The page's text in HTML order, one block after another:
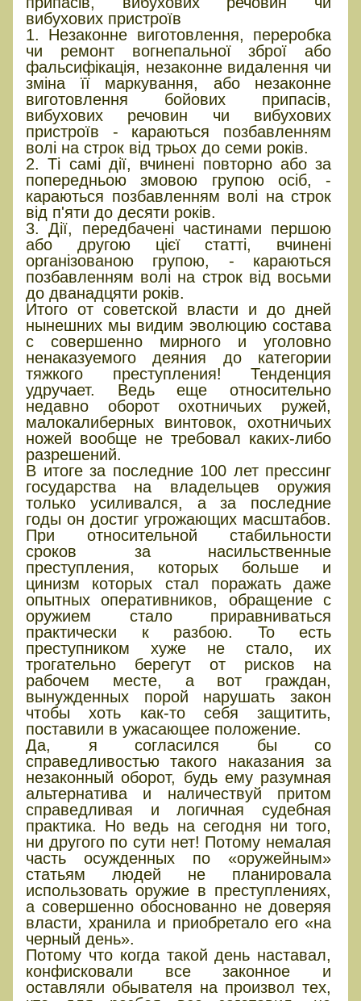
вибухових пристроїв
1. Незаконне виготовлення, переробка
чи ремонт вогнепальної зброї або
фальсифікація, незаконне видалення чи
зміна її маркування, або незаконне
виготовлення бойових припасів,
вибухових речовин чи вибухових
пристроїв - караються позбавленням
волі на строк від трьох до семи років.
2. Ті самі дії, вчинені повторно або за
попередньою змовою групою осіб, -
караються позбавленням волі на строк
від п'яти до десяти років.
3. Дії, передбачені частинами першою
або другою цієї статті, вчинені
організованою групою, - караються
позбавленням волі на строк від восьми
до дванадцяти років.
Итого от советской власти и до дней
нынешних мы видим эволюцию состава
с совершенно мирного и уголовно
ненаказуемого деяния до категории
тяжкого преступления! Тенденция
удручает. Ведь еще относительно
недавно оборот охотничьих ружей,
малокалиберных винтовок, охотничьих
ножей вообще не требовал каких-либо
разрешений.
В итоге за последние 100 лет прессинг
государства на владельцев оружия
только усиливался, а за последние
годы он достиг угрожающих масштабов.
При относительной стабильности
сроков за насильственные
преступления, которых больше и
цинизм которых стал поражать даже
опытных оперативников, обращение с
оружием стало приравниваться
практически к разбою. То есть
преступником хуже не стало, их
трогательно берегут от рисков на
рабочем месте, а вот граждан,
вынужденных порой нарушать закон
чтобы хоть как-то себя защитить,
поставили в ужасающее положение.
Да, я согласился бы со
справедливостью такого наказания за
незаконный оборот, будь ему разумная
альтернатива и наличествуй притом
справедливая и логичная судебная
практика. Но ведь на сегодня ни того,
ни другого по сути нет! Потому немалая
часть осужденных по «оружейным»
статьям людей не планировала
использовать оружие в преступлениях,
а совершенно обоснованно не доверяя
власти, хранила и приобретало его «на
черный день».
Потому что когда такой день наставал,
конфисковали все законное и
оставляли обывателя на произвол тех,